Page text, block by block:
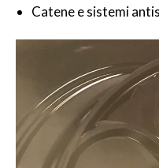
Catene e sistemi